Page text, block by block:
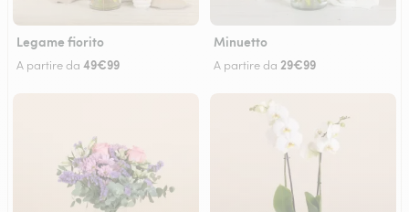
Legame fiorito
A partire da 49€99
Minuetto
A partire da 29€99